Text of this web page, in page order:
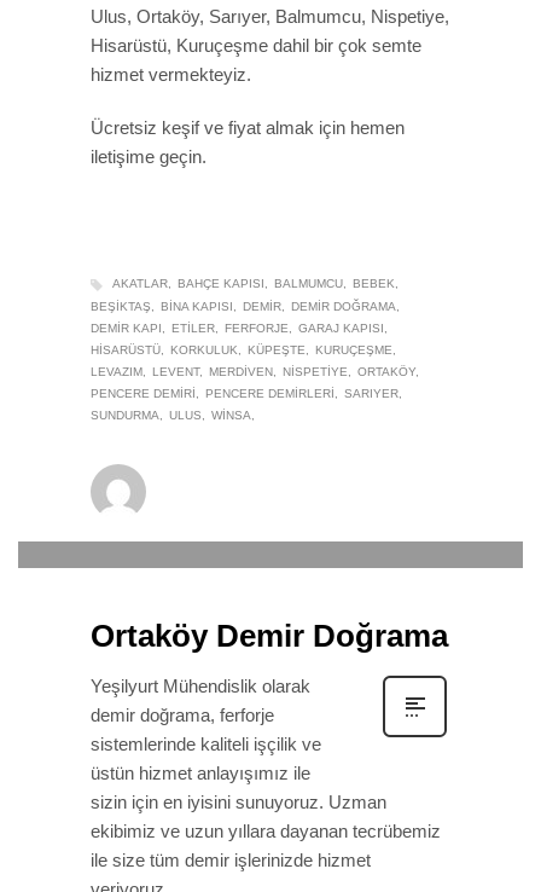
Ulus, Ortaköy, Sarıyer, Balmumcu, Nispetiye,
Hisarüstü, Kuruçeşme dahil bir çok semte
hizmet vermekteyiz.
Ücretsiz keşif ve fiyat almak için hemen
iletişime geçin.
AKATLAR BAHÇE KAPISI BALMUMCU
BEBEK
BEŞIKTAŞ
BINA KAPISI DEMIR
DEMIR DOĞRAMA
DEMIR KAPI
ETILER FERFORJE
GARAJ KAPISI
HISARÜSTÜ
KORKULUK KÜPEŞTE
KURUÇEŞME
LEVAZIM
LEVENT MERDIVEN NISPETIYE
ORTAKÖY
PENCERE DEMIRI
PENCERE DEMIRLERI
SARIYER
SUNDURMA
ULUS WINSA
Ortaköy Demir Doğrama
Yeşilyurt Mühendislik olarak
demir doğrama, ferforje
sistemlerinde kaliteli işçilik ve
üstün hizmet anlayışımız ile
sizin için en iyisini sunuyoruz. Uzman
ekibimiz ve uzun yıllara dayanan tecrübemiz
ile size tüm demir işlerinizde hizmet